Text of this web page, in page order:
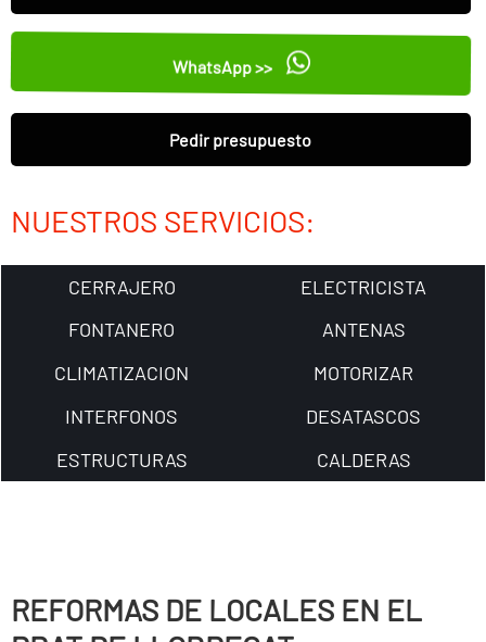
WhatsApp >>
Pedir presupuesto
NUESTROS SERVICIOS:
CERRAJERO
ELECTRICISTA
FONTANERO
ANTENAS
CLIMATIZACION
MOTORIZAR
INTERFONOS
DESATASCOS
ESTRUCTURAS
CALDERAS
REFORMAS DE LOCALES EN EL